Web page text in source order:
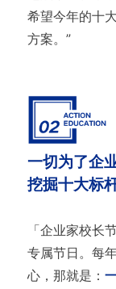
希望今年的十
方案。”
一切为了企
挖掘十大标
「企业家校长
专属节日。每
心，那就是：